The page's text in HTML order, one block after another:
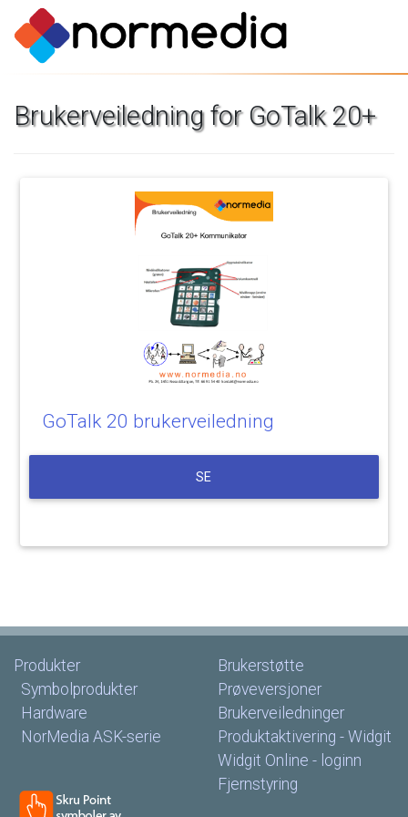
Brukerveiledning for GoTalk 20+
GoTalk 20 brukerveiledning
SE
Produkter
Symbolprodukter
Hardware
NorMedia ASK-serie
Brukerstøtte
Prøveversjoner
Brukerveiledninger
Produktaktivering - Widgit
Widgit Online - loginn
Fjernstyring